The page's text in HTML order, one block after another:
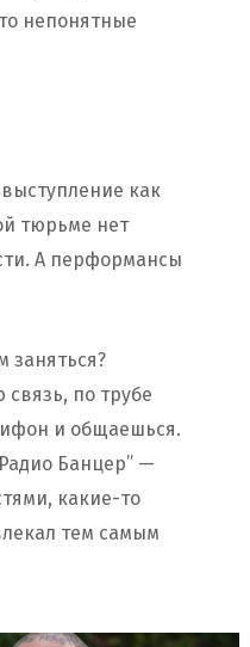
непонятные
как
тюрьме нет
А перформансы
заняться?
по трубе
и общаешься.
Банцер” —
какие-то
тем самым